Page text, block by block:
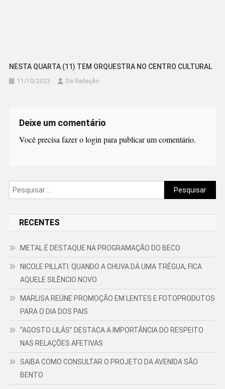
NESTA QUARTA (11) TEM ORQUESTRA NO CENTRO CULTURAL
11/10/2023 Da Redação
Deixe um comentário
Você precisa fazer ologin para publicar um comentário.
Pesquisar
por:
RECENTES
METAL É DESTAQUE NA PROGRAMAÇÃO DO BECO
NICOLE PILLATI: QUANDO A CHUVA DÁ UMA TRÉGUA, FICA
AQUELE SILÊNCIO NOVO
MARLISA REÚNE PROMOÇÃO EM LENTES E FOTOPRODUTOS
PARA O DIA DOS PAIS
“AGOSTO LILÁS” DESTACA A IMPORTÂNCIA DO RESPEITO
NAS RELAÇÕES AFETIVAS
SAIBA COMO CONSULTAR O PROJETO DA AVENIDA SÃO
BENTO